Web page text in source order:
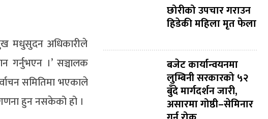
मधुसुदन अधिकारीले
गर्नुभएन ।’ सञ्चालक
समितिमा भएकाले
हुन नसकेको हो ।
छोरीको उपचार गराउन
हिडेकी महिला मृत फेला
बजेट कार्यान्वयनमा
लुम्बिनी सरकारको ५२
बुँदे मार्गदर्शन जारी,
असारमा गोष्ठी–सेमिनार